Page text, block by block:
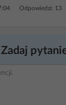
Odpowiedzi: 13